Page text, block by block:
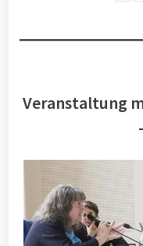
Veranstaltung